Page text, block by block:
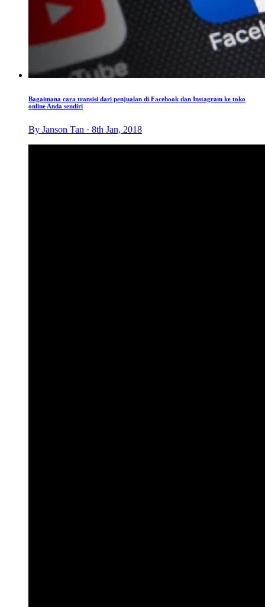
Bagaimana cara transisi dari penjualan di Facebook dan Instagram ke toko
online Anda sendiri
By Janson Tan · 8th Jan, 2018